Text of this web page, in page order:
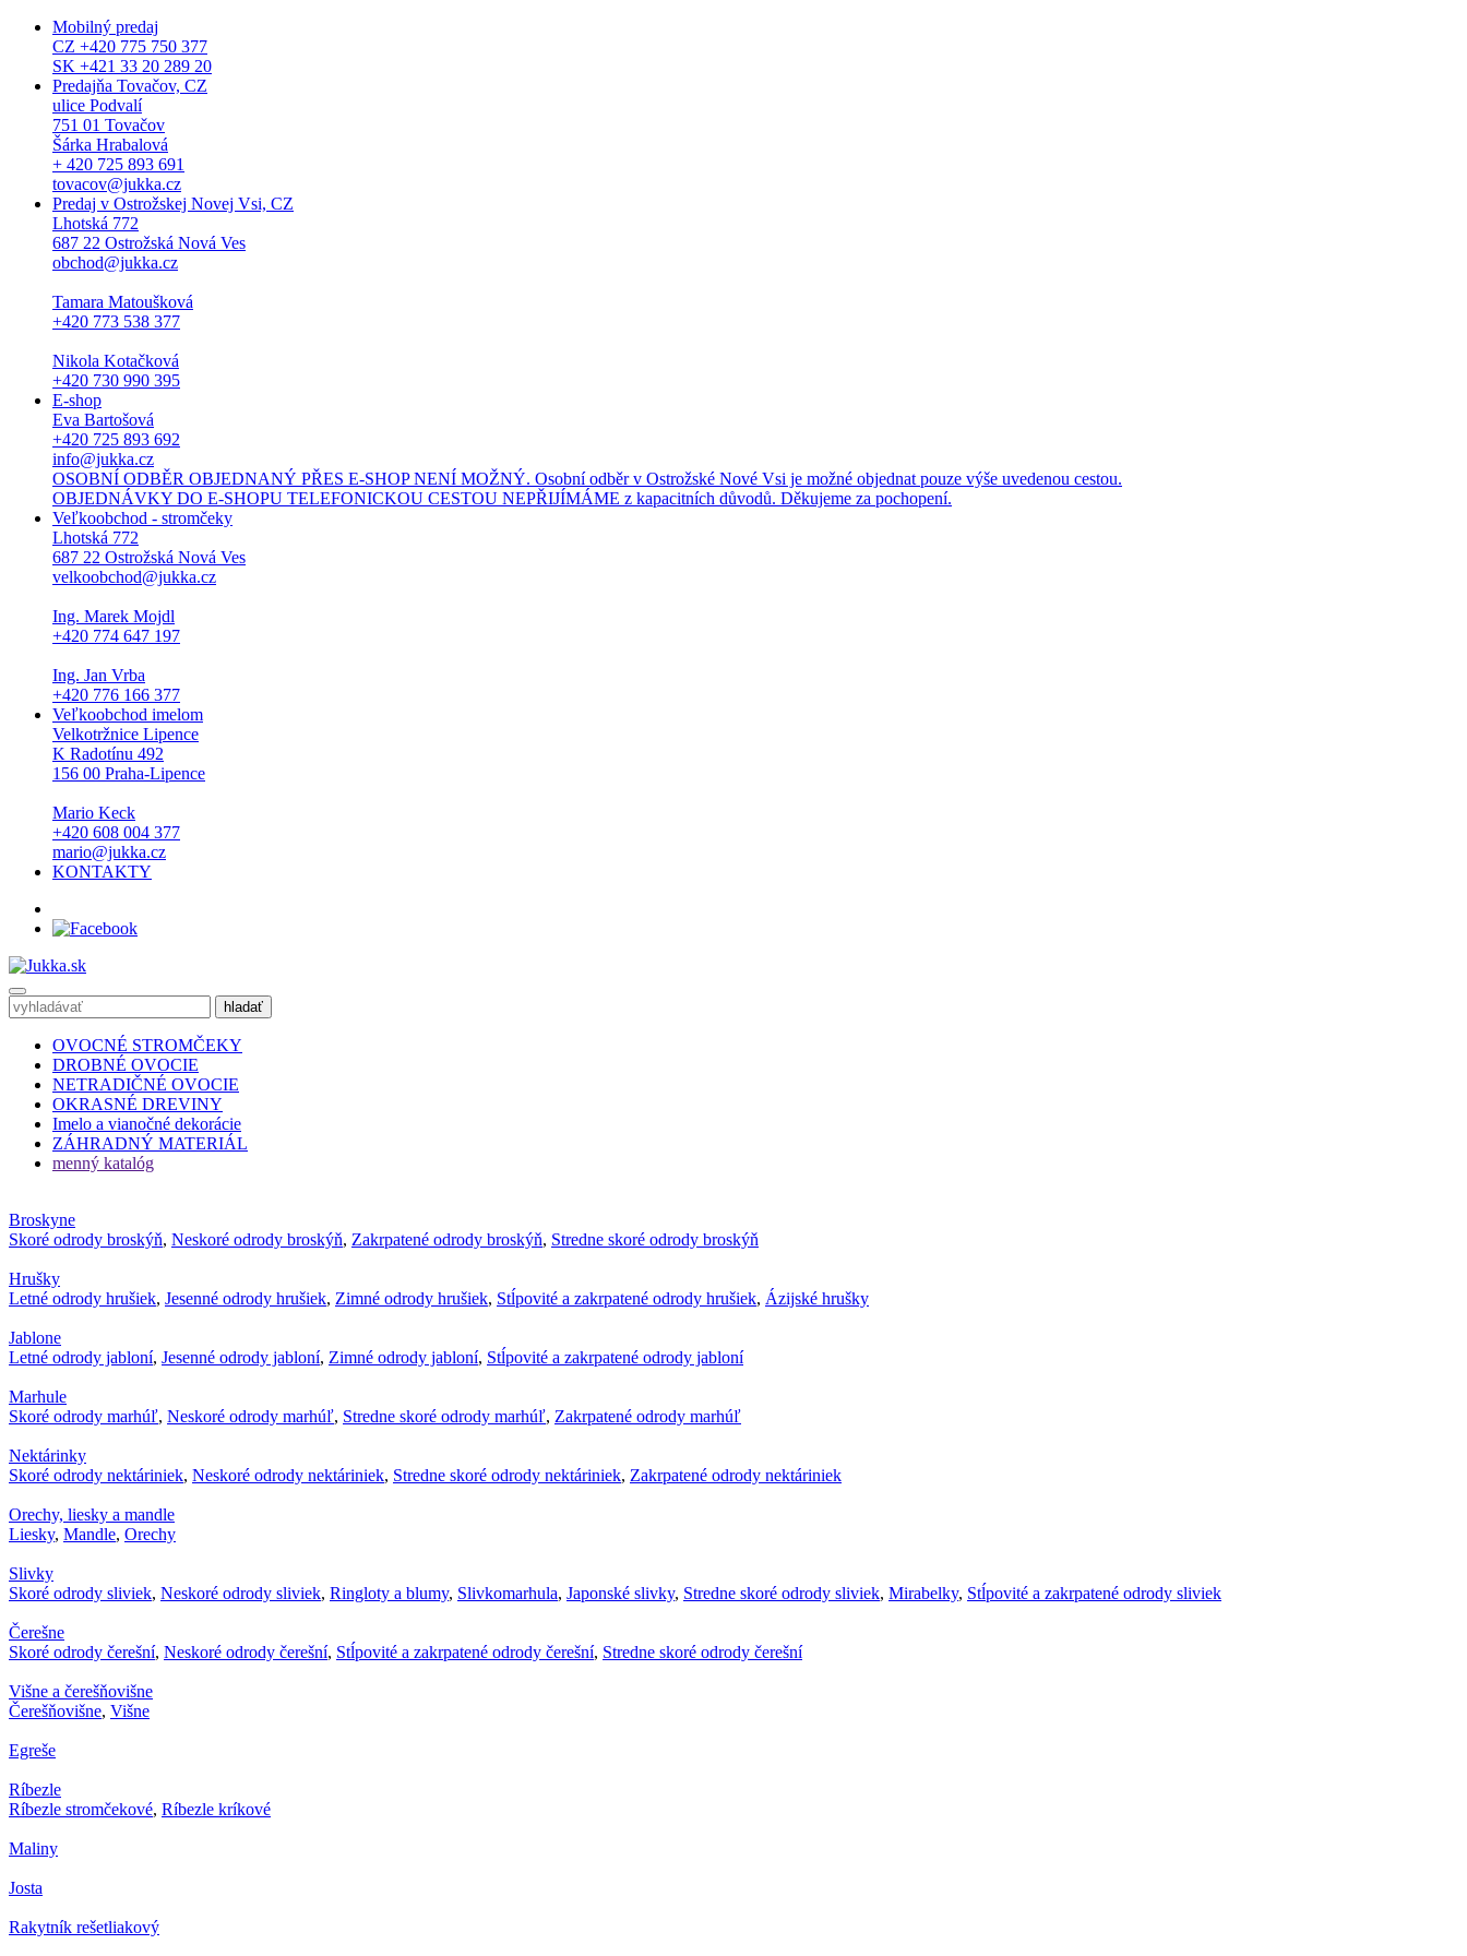
Mobilný predaj
CZ +420 775 750 377
SK +421 33 20 289 20
Predajňa Tovačov, CZ
ulice Podvalí
751 01 Tovačov
Šárka Hrabalová
+ 420 725 893 691
tovacov@jukka.cz
Predaj v Ostrožskej Novej Vsi, CZ
Lhotská 772
687 22 Ostrožská Nová Ves
obchod@jukka.cz
Tamara Matoušková
+420 773 538 377
Nikola Kotačková
+420 730 990 395
E-shop
Eva Bartošová
+420 725 893 692
info@jukka.cz
OSOBNÍ ODBĚR OBJEDNANÝ PŘES E-SHOP NENÍ MOŽNÝ. Osobní odběr v Ostrožské Nové Vsi je možné objednat pouze výše uvedenou cestou.
OBJEDNÁVKY DO E-SHOPU TELEFONICKOU CESTOU NEPŘIJÍMÁME z kapacitních důvodů. Děkujeme za pochopení.
Veľkoobchod - stromčeky
Lhotská 772
687 22 Ostrožská Nová Ves
velkoobchod@jukka.cz
Ing. Marek Mojdl
+420 774 647 197
Ing. Jan Vrba
+420 776 166 377
Veľkoobchod imelom
Velkotržnice Lipence
K Radotínu 492
156 00 Praha-Lipence
Mario Keck
+420 608 004 377
mario@jukka.cz
KONTAKTY
OVOCNÉ STROMČEKY
DROBNÉ OVOCIE
NETRADIČNÉ OVOCIE
OKRASNÉ DREVINY
Imelo a vianočné dekorácie
ZÁHRADNÝ MATERIÁL
menný katalóg
Broskyne
Skoré odrody broskýň, Neskoré odrody broskýň, Zakrpatené odrody broskýň, Stredne skoré odrody broskýň
Hrušky
Letné odrody hrušiek, Jesenné odrody hrušiek, Zimné odrody hrušiek, Stĺpovité a zakrpatené odrody hrušiek, Ázijské hrušky
Jablone
Letné odrody jabloní, Jesenné odrody jabloní, Zimné odrody jabloní, Stĺpovité a zakrpatené odrody jabloní
Marhule
Skoré odrody marhúľ, Neskoré odrody marhúľ, Stredne skoré odrody marhúľ, Zakrpatené odrody marhúľ
Nektárinky
Skoré odrody nektáriniek, Neskoré odrody nektáriniek, Stredne skoré odrody nektáriniek, Zakrpatené odrody nektáriniek
Orechy, liesky a mandle
Liesky, Mandle, Orechy
Slivky
Skoré odrody sliviek, Neskoré odrody sliviek, Ringloty a blumy, Slivkomarhula, Japonské slivky, Stredne skoré odrody sliviek, Mirabelky, Stĺpovité a zakrpatené odrody sliviek
Čerešne
Skoré odrody čerešní, Neskoré odrody čerešní, Stĺpovité a zakrpatené odrody čerešní, Stredne skoré odrody čerešní
Višne a čerešňovišne
Čerešňovišne, Višne
Egreše
Ríbezle
Ríbezle stromčekové, Ríbezle kríkové
Maliny
Josta
Rakytník rešetliakový